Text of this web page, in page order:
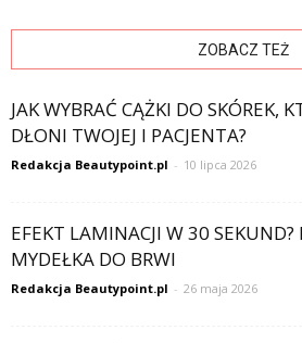
ZOBACZ TEŻ
JAK WYBRAĆ CĄŻKI DO SKÓREK,
DŁONI TWOJEJ I PACJENTA?
Redakcja Beautypoint.pl - 10 lipca 2026
EFEKT LAMINACJI W 30 SEKUND?
MYDEŁKA DO BRWI
Redakcja Beautypoint.pl - 26 maja 2026